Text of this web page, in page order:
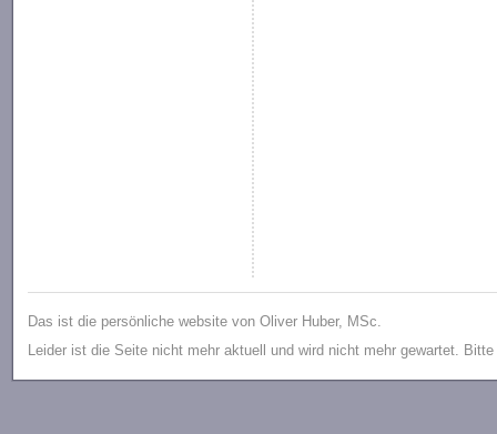
Das ist die persönliche website von Oliver Huber, MSc.
Leider ist die Seite nicht mehr aktuell und wird nicht mehr gewartet.